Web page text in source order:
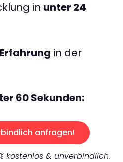
in unter 24
in der
60 Sekunden:
anfragen!
kostenlos & unverbindlich.